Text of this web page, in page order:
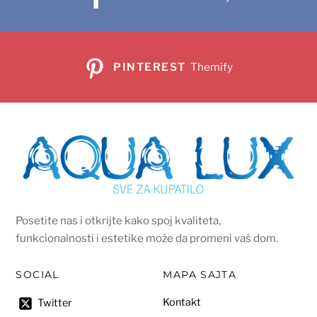
PINTEREST Themify
Posetite nas i otkrijte kako spoj kvaliteta,
funkcionalnosti i estetike može da promeni vaš dom.
SOCIAL
Twitter
MAPA SAJTA
Kontakt